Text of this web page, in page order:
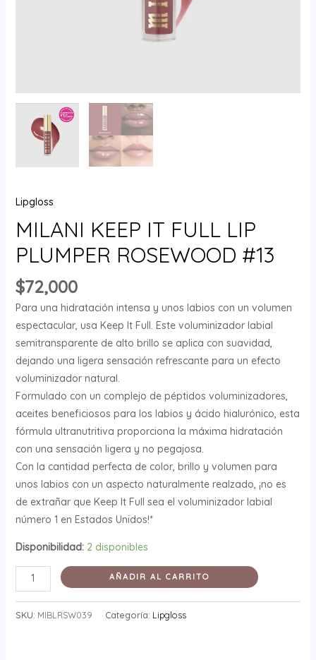
Lipgloss
MILANI KEEP IT FULL LIP
PLUMPER ROSEWOOD #13
$72,000
Para una hidratación intensa y unos labios con un volumen
espectacular, usa Keep It Full. Este voluminizador labial
semitransparente de alto brillo se aplica con suavidad,
dejando una ligera sensación refrescante para un efecto
voluminizador natural.
Formulado con un complejo de péptidos voluminizadores,
aceites beneficiosos para los labios y ácido hialurónico, esta
fórmula ultranutritiva proporciona la máxima hidratación
con una sensación ligera y no pegajosa.
Con la cantidad perfecta de color, brillo y volumen para
unos labios con un aspecto naturalmente realzado, ¡no es
de extrañar que Keep It Full sea el voluminizador labial
número 1 en Estados Unidos!*
Disponibilidad: 2 disponibles
AÑADIR AL CARRITO
SKU: MIBLRSW039 Categoría: Lipgloss